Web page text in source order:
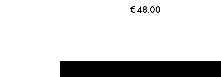
€48.00